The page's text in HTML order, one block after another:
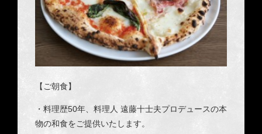
【ご朝食】
・料理歴50年、料理人 遠藤十士夫プロデュースの本
物の和食をご提供いたします。